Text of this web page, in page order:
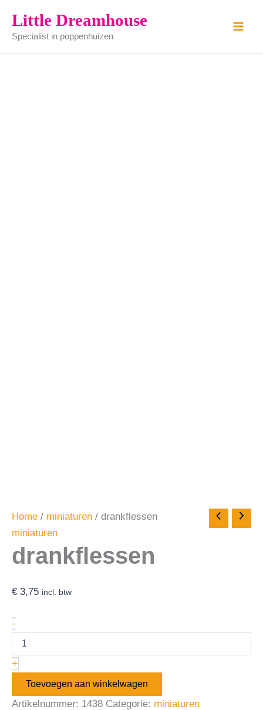
naar
inhoud
Little Dreamhouse
Specialist in poppenhuizen
Home / miniaturen / drankflessen
miniaturen
drankflessen
€ 3,75 incl. btw
-
aantal
+
Toevoegen aan winkelwagen
Artikelnummer: 1438 Categorie: miniaturen